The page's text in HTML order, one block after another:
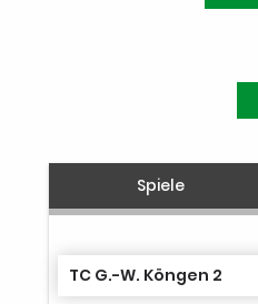
Spiele
TC G.-W. Köngen 2